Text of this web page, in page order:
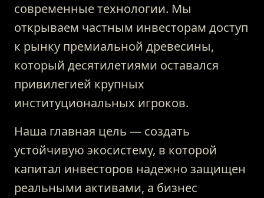
ГЛАВНАЯ
современные технологии. Мы
открываем частным инвесторам доступ
к рынку премиальной древесины,
который десятилетиями оставался
привилегией крупных
институциональных игроков.
Наша главная цель — создать
устойчивую экосистему, в которой
капитал инвесторов надежно защищен
реальными активами, а бизнес